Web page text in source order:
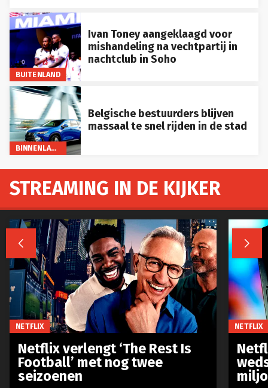
BUITENLAND
Ivan Toney aangeklaagd voor
mishandeling na vechtpartij in
nachtclub in Soho
BINNENLAND
Belgische bestuurders blijven
massaal te snel rijden in de stad
STREAMING IN DE KIJKER
 
NETFLIX
Netflix verlengt ‘The Rest Is
Football’ met nog twee
seizoenen
NETFLIX